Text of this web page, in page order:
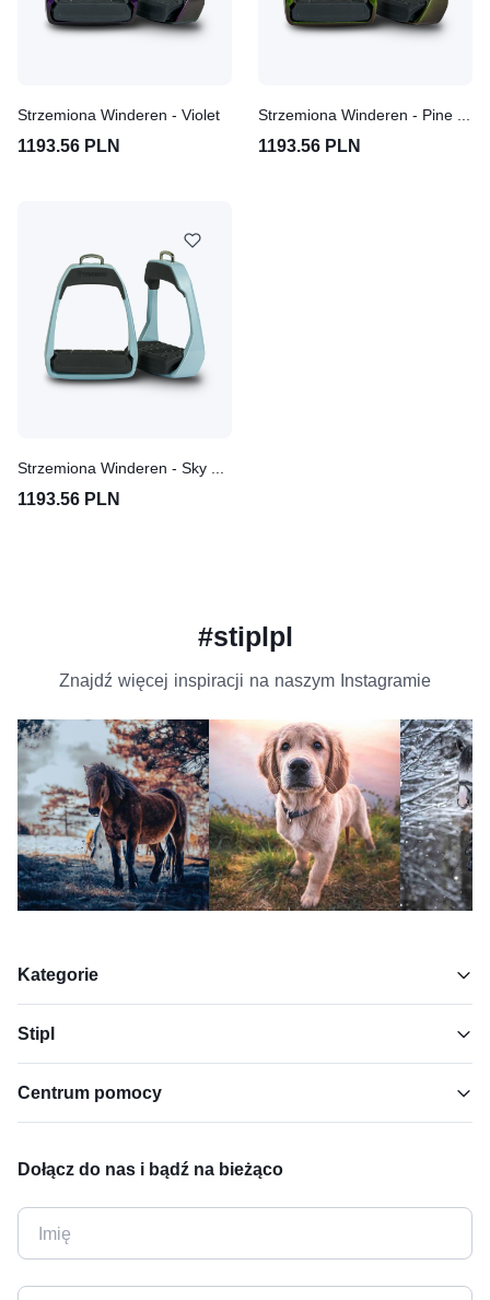
Strzemiona Winderen - Violet
1193.56 PLN 1193.56 PLN
1193.56 PLN
#stiplpl
Znajdź więcej inspiracji na naszym Instagramie
Kategorie
Stipl
Centrum pomocy
Dołącz do nas i bądź na bieżąco